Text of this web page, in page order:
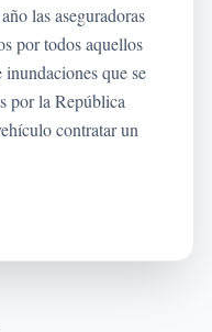
las aseguradoras
por todos aquellos
que se
por la República
contratar un